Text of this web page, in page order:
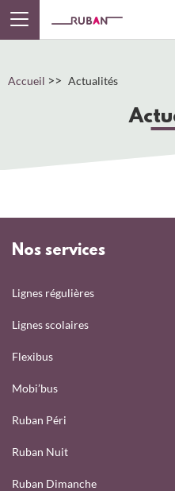
Accueil >> Actualités
Nos services
Lignes régulières
Lignes scolaires
Flexibus
Mobi’bus
Ruban Péri
Ruban Nuit
Ruban Dimanche